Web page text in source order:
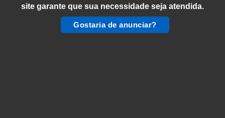
site garante que sua necessidade seja atendida.
Gostaria de anunciar?